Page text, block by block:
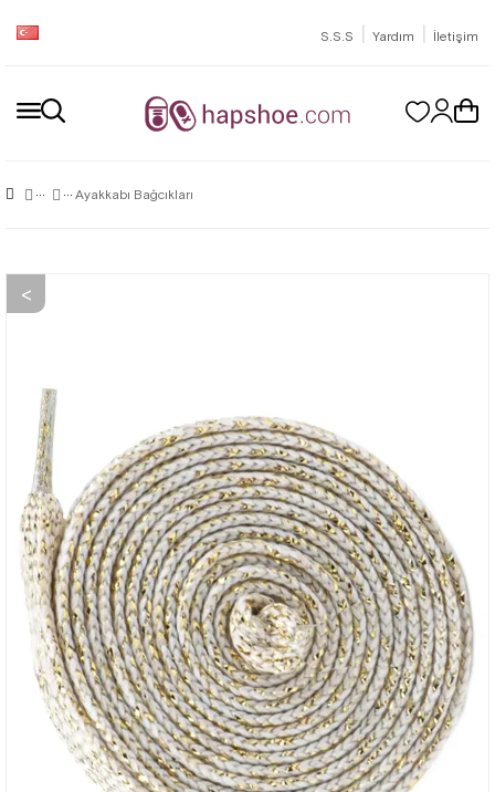
S.S.S | Yardım | İletişim
Ayakkabı Bağcıkları